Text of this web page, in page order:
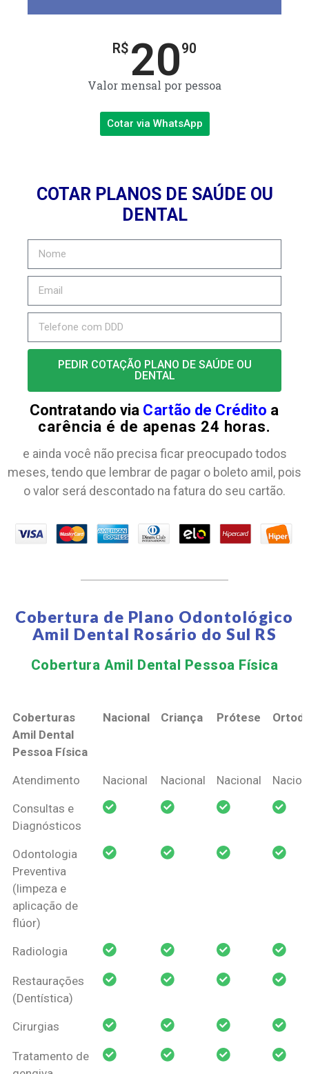
R$ 2090
Valor mensal por pessoa
Cotar via WhatsApp
COTAR PLANOS DE SAÚDE OU
DENTAL
PEDIR COTAÇÃO PLANO DE SAÚDE OU
DENTAL
Contratando via Cartão de Crédito a
carência é de apenas 24 horas.
e ainda você não precisa ficar preocupado todos
meses, tendo que lembrar de pagar o boleto amil, pois
o valor será descontado na fatura do seu cartão.
Cobertura de Plano Odontológico
Amil Dental Rosário do Sul RS
Cobertura Amil Dental Pessoa Física​
Coberturas
Amil Dental
Pessoa Física
Nacional Criança Prótese
Coberturas
Pessoa Física
Nacional Criança Prótese
Atendimento Nacional Nacional Nacional
Consultas e
Diagnósticos
Odontologia
Preventiva
(limpeza e
aplicação de
flúor)
Radiologia
Restaurações
(Dentística)
Cirurgias
Tratamento de